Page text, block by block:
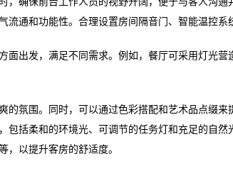
通和功能性。合理设置房间隔音门、智能温控
出发，满足不同需求。例如，餐厅可采用灯光
氛围。同时，可以通过色彩搭配和艺术品点缀来
括柔和的环境光、可调节的任务灯和充足的自然
以提升客房的舒适度。